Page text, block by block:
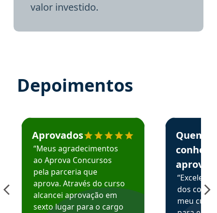
valor investido.
Depoimentos
Estudante José recomenda o Aprova Concursos em
Aprovados
“Meus agradecimentos
ao Aprova Concursos
pela parceria que
aprova. Através do curso
alcancei aprovação em
sexto lugar para o cargo
Estudante
Quem
aprova
dos
meu